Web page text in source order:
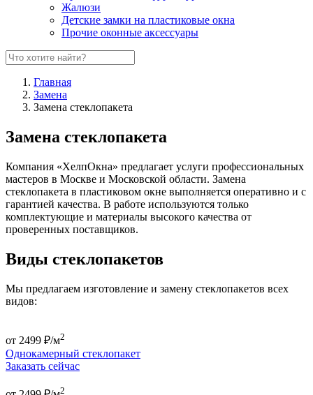
Жалюзи
Детские замки на пластиковые окна
Прочие оконные аксессуары
Главная
Замена
Замена стеклопакета
Замена стеклопакета
Компания «ХелпОкна» предлагает услуги профессиональных
мастеров в Москве и Московской области. Замена
стеклопакета в пластиковом окне выполняется оперативно и с
гарантией качества. В работе используются только
комплектующие и материалы высокого качества от
проверенных поставщиков.
Виды стеклопакетов
Мы предлагаем изготовление и замену стеклопакетов всех
видов:
от 2499 ₽/м2
Однокамерный стеклопакет
Заказать сейчас
2